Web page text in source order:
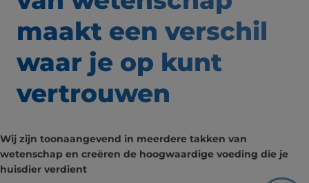
maakt een verschil
waar je op kunt
vertrouwen
Wij zijn toonaangevend in meerdere takken van
wetenschap en creëren de hoogwaardige voeding die je
huisdier verdient